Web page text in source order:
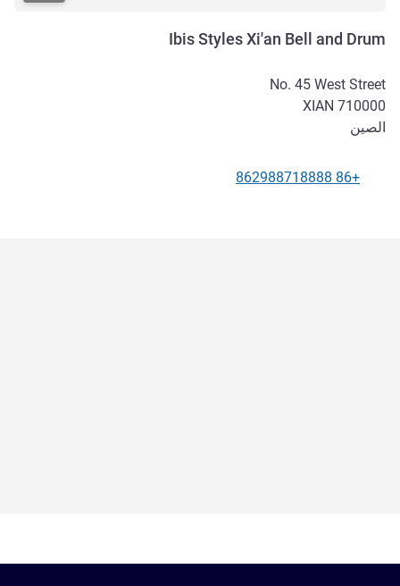
Ibis Styles Xi'an Bell and Drum
No. 45 West Street
710000
XIAN
الصين
الهاتف
+86 862988718888